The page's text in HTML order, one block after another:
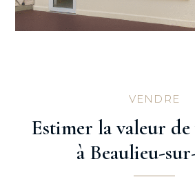
VENDRE
Estimer la valeur
à Beaulieu-